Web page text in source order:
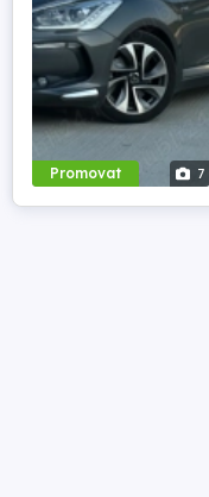
Promovat 7